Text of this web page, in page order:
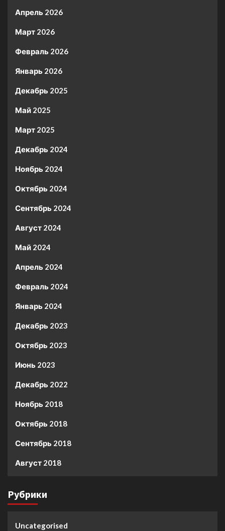
Апрель 2026
Март 2026
Февраль 2026
Январь 2026
Декабрь 2025
Май 2025
Март 2025
Декабрь 2024
Ноябрь 2024
Октябрь 2024
Сентябрь 2024
Август 2024
Май 2024
Апрель 2024
Февраль 2024
Январь 2024
Декабрь 2023
Октябрь 2023
Июнь 2023
Декабрь 2022
Ноябрь 2018
Октябрь 2018
Сентябрь 2018
Август 2018
Рубрики
Uncategorised